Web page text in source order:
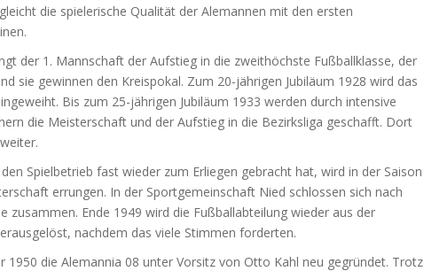
die spielerische Qualität der Alemannen mit den ersten
der 1. Mannschaft der Aufstieg in die zweithöchste Fußballklasse, der
sie gewinnen den Kreispokal. Zum 20-jährigen Jubiläum 1928 wird das
Bis zum 25-jährigen Jubiläum 1933 werden durch intensive
die Meisterschaft und der Aufstieg in die Bezirksliga geschafft. Dort
Spielbetrieb fast wieder zum Erliegen gebracht hat, wird in der Saison
errungen. In der Sportgemeinschaft Nied schlossen sich nach
zusammen. Ende 1949 wird die Fußballabteilung wieder aus der
nachdem das viele Stimmen forderten.
1950 die Alemannia 08 unter Vorsitz von Otto Kahl neu gegründet. Trotz